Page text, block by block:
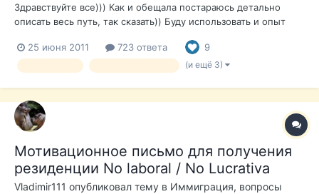
Здравствуйте все))) Как и обещала постараюсь детально
описать весь путь, так сказать)) Буду использовать и опыт
выставят счет за нарушение Закона об авторских правах?)))
Итак начнем)))Это помощь от Rodgera, которая была моим
25 июня 2011 723 ответа 9
(и ещё 3)
Мотивационное письмо для получения
резиденции No laboral / No Lucrativa
Vladimir111 опубликовал тему в Иммиграция, вопросы